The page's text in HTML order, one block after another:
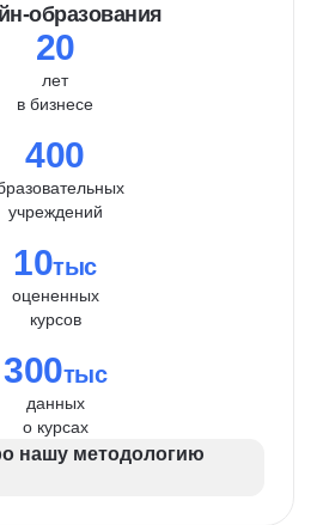
образования
20
лет
в бизнесе
400
учреждений
10тыс
оцененных
курсов
300тыс
данных
о курсах
нашу методологию